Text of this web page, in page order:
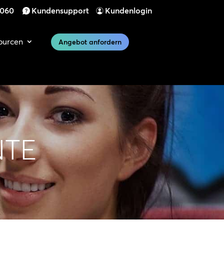
Kundensupport Kundenlogin
Angebot anfordern